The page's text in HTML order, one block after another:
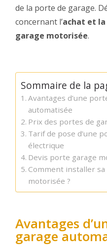
de la porte de garage.
concernant l’achat et la
garage motorisée.
Sommaire de la
Avantages d’une
automatisée
Prix des portes de
Tarif de pose d’une
électrique
Devis porte garage
Comment installer
motorisée ?
Avantages
garage